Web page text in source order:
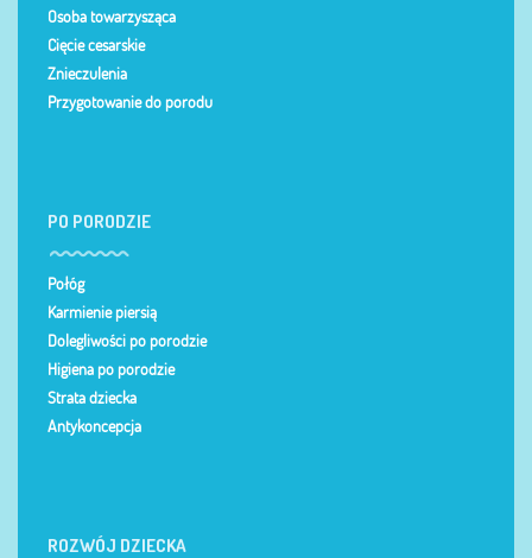
Osoba towarzysząca
Cięcie cesarskie
Znieczulenia
Przygotowanie do porodu
PO PORODZIE
Połóg
Karmienie piersią
Dolegliwości po porodzie
Higiena po porodzie
Strata dziecka
Antykoncepcja
ROZWÓJ DZIECKA